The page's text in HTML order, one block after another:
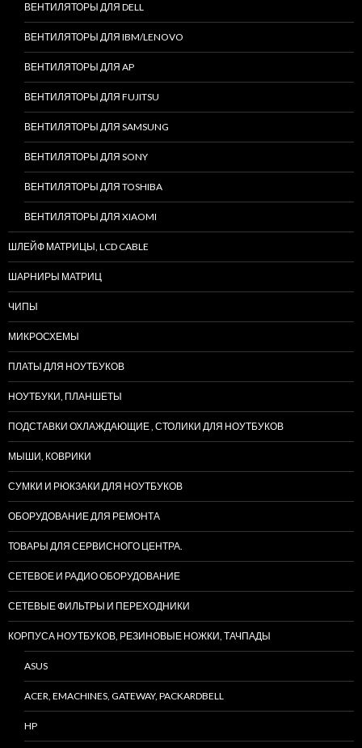
ВЕНТИЛЯТОРЫ ДЛЯ DELL
ВЕНТИЛЯТОРЫ ДЛЯ IBM/LENOVO
ВЕНТИЛЯТОРЫ ДЛЯ AP
ВЕНТИЛЯТОРЫ ДЛЯ FUJITSU
ВЕНТИЛЯТОРЫ ДЛЯ SAMSUNG
ВЕНТИЛЯТОРЫ ДЛЯ SONY
ВЕНТИЛЯТОРЫ ДЛЯ TOSHIBA
ВЕНТИЛЯТОРЫ ДЛЯ XIAOMI
ШЛЕЙФ МАТРИЦЫ, LCD CABLE
ШАРНИРЫ МАТРИЦ
ЧИПЫ
МИКРОСХЕМЫ
ПЛАТЫ ДЛЯ НОУТБУКОВ
НОУТБУКИ, ПЛАНШЕТЫ
ПОДСТАВКИ ОХЛАЖДАЮЩИЕ , СТОЛИКИ ДЛЯ НОУТБУКОВ
МЫШИ, КОВРИКИ
СУМКИ И РЮКЗАКИ ДЛЯ НОУТБУКОВ
ОБОРУДОВАНИЕ ДЛЯ РЕМОНТА
ТОВАРЫ ДЛЯ СЕРВИСНОГО ЦЕНТРА.
СЕТЕВОЕ И РАДИО ОБОРУДОВАНИЕ
СЕТЕВЫЕ ФИЛЬТРЫ И ПЕРЕХОДНИКИ
КОРПУСА НОУТБУКОВ, РЕЗИНОВЫЕ НОЖКИ, ТАЧПАДЫ
ASUS
ACER, EMACHINES, GATEWAY, PACKARDBELL
HP